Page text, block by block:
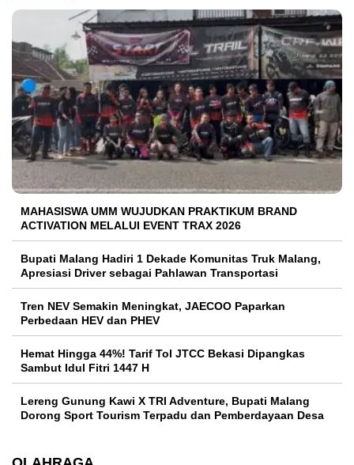
MAHASISWA UMM WUJUDKAN PRAKTIKUM BRAND
ACTIVATION MELALUI EVENT TRAX 2026
Bupati Malang Hadiri 1 Dekade Komunitas Truk Malang,
Apresiasi Driver sebagai Pahlawan Transportasi
Tren NEV Semakin Meningkat, JAECOO Paparkan
Perbedaan HEV dan PHEV
Hemat Hingga 44%! Tarif Tol JTCC Bekasi Dipangkas
Sambut Idul Fitri 1447 H
Lereng Gunung Kawi X TRI Adventure, Bupati Malang
Dorong Sport Tourism Terpadu dan Pemberdayaan Desa